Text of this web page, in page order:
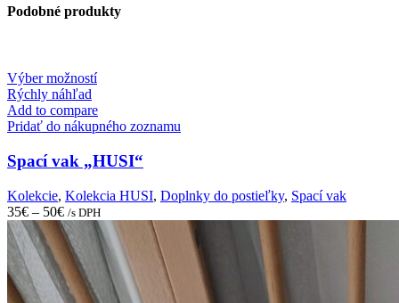
Podobné produkty
Výber možnostíThis
has
multiple
The
options
may
be
chosen
on
the
product
page
Rýchly náhľad
Add to compare
Pridať do nákupného zoznamu
Spací vak „HUSI“
Kolekcie, Kolekcia HUSI, Doplnky do postieľky, Spací vak
35€ – 50€ /s DPH